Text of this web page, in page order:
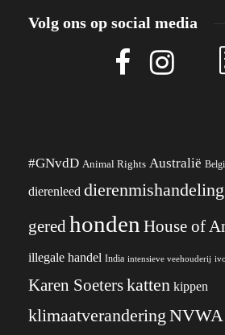
Volg ons op social media
#GNvdD Animal Rights Australië
dierenleed dierenmishandeling
geredhonden House of
illegale handel India intensieve veehouderij
Karen Soeterskatten kippen
klimaatverandering NVWA